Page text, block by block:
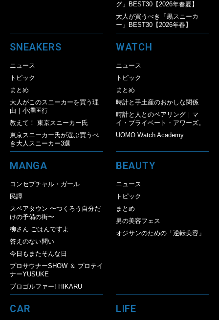
グ」BEST30【2026年春夏】
大人が買うべき「黒スニーカ
ー」BEST30【2026年春】
SNEAKERS
ニュース
トピック
まとめ
大人がこのスニーカーを買う理
由｜小澤匡行
教えて！ 東京スニーカー氏
東京スニーカー氏が選ぶ買うべ
き大人スニーカー3選
WATCH
ニュース
トピック
まとめ
時計と手土産のおかしな関係
時計と人とのペアリング｜マ
イ・プライベート・アワーズ。
UOMO Watch Academy
MANGA
コンセプチャル・ガール
民譚
スペアタウン 〜つくろう自分だ
けの予備の街〜
柳さん ごはんですよ
答えのない問い
今日もまたそんな日
プロサウナーSHOW ＆ プロテイ
ナーYUSUKE
プロゴルファー! HIKARU
BEAUTY
ニュース
トピック
まとめ
男の美容フェス
オジサンのための「逆転美容」
CAR LIFE